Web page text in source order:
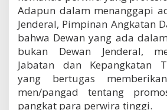
Adapun dalam menanggapi
Jenderal, Pimpinan Angkatan
bahwa Dewan yang ada
bukan Dewan Jenderal,
Jabatan dan Kepangkatan
yang bertugas
men/pangad tentang
pangkat para perwira tinggi.